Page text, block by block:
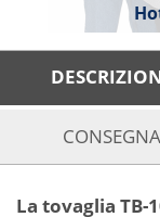
CONSEGNA
La tovaglia TB-